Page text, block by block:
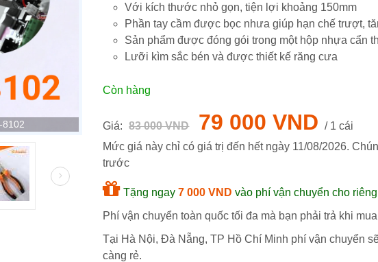
8102
Với kích thước nhỏ gọn, tiện lợi khoảng 150mm
phần tay cầm được bọc nhưa giúp hạn chế trượt,
Sản phẩm được đóng gói trong một hộp nhựa cẩn
Lưỡi kìm sắc bén và được thiết kế răng cưa
Còn hàng
Giá: 83 000 VND 79 000 VND
/ 1 cái
Mức giá này chỉ có giá trị đến hết ngày 11/08/2026.
trước
Tặng ngay7 000 VND vào phí vận chuyển cho
Phí vận chuyển toàn quốc tối đa mà bạn phải trả khi
Tại Hà Nội, Đà Nẵng, TP Hồ Chí Minh phí vận chuyển
càng rẻ.